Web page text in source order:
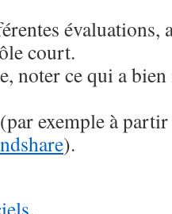
court.
noter ce qui a
exemple à
).
.